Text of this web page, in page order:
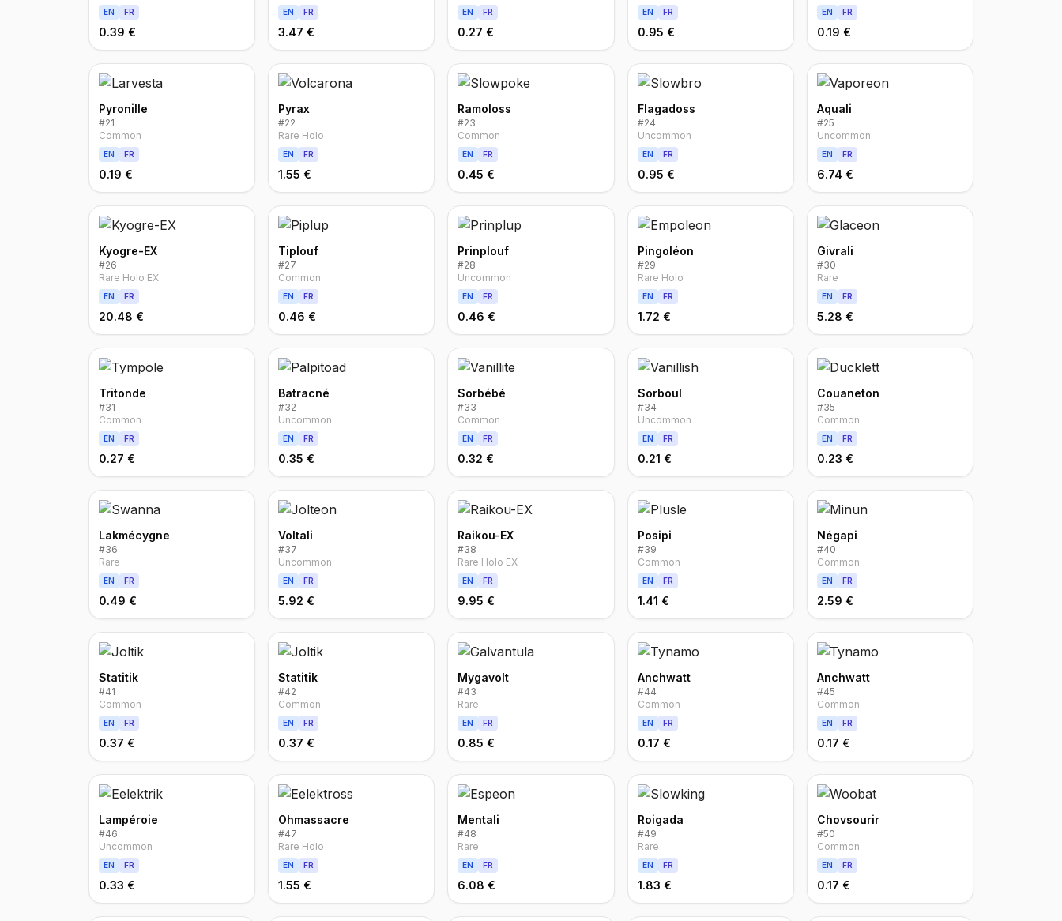
EN FR
0.39 €
EN FR
3.47 €
EN FR
0.27 €
EN FR
0.95 €
EN FR
0.19 €
Pyronille
#21
Common
EN FR
0.19 €
Pyrax
#22
Rare Holo
EN FR
1.55 €
Ramoloss
#23
Common
EN FR
0.45 €
Flagadoss
#24
Uncommon
EN FR
0.95 €
Aquali
#25
Uncommon
EN FR
6.74 €
Kyogre-EX
#26
Rare Holo EX
EN FR
20.48 €
Tiplouf
#27
Common
EN FR
0.46 €
Prinplouf
#28
Uncommon
EN FR
0.46 €
Pingoléon
#29
Rare Holo
EN FR
1.72 €
Givrali
#30
Rare
EN FR
5.28 €
Tritonde
#31
Common
EN FR
0.27 €
Batracné
#32
Uncommon
EN FR
0.35 €
Sorbébé
#33
Common
EN FR
0.32 €
Sorboul
#34
Uncommon
EN FR
0.21 €
Couaneton
#35
Common
EN FR
0.23 €
Lakmécygne
#36
Rare
EN FR
0.49 €
Voltali
#37
Uncommon
EN FR
5.92 €
Raikou-EX
#38
Rare Holo EX
EN FR
9.95 €
Posipi
#39
Common
EN FR
1.41 €
Négapi
#40
Common
EN FR
2.59 €
Statitik
#41
Common
EN FR
0.37 €
Statitik
#42
Common
EN FR
0.37 €
Mygavolt
#43
Rare
EN FR
0.85 €
Anchwatt
#44
Common
EN FR
0.17 €
Anchwatt
#45
Common
EN FR
0.17 €
Lampéroie
#46
Uncommon
EN FR
0.33 €
Ohmassacre
#47
Rare Holo
EN FR
1.55 €
Mentali
#48
Rare
EN FR
6.08 €
Roigada
#49
Rare
EN FR
1.83 €
Chovsourir
#50
Common
EN FR
0.17 €